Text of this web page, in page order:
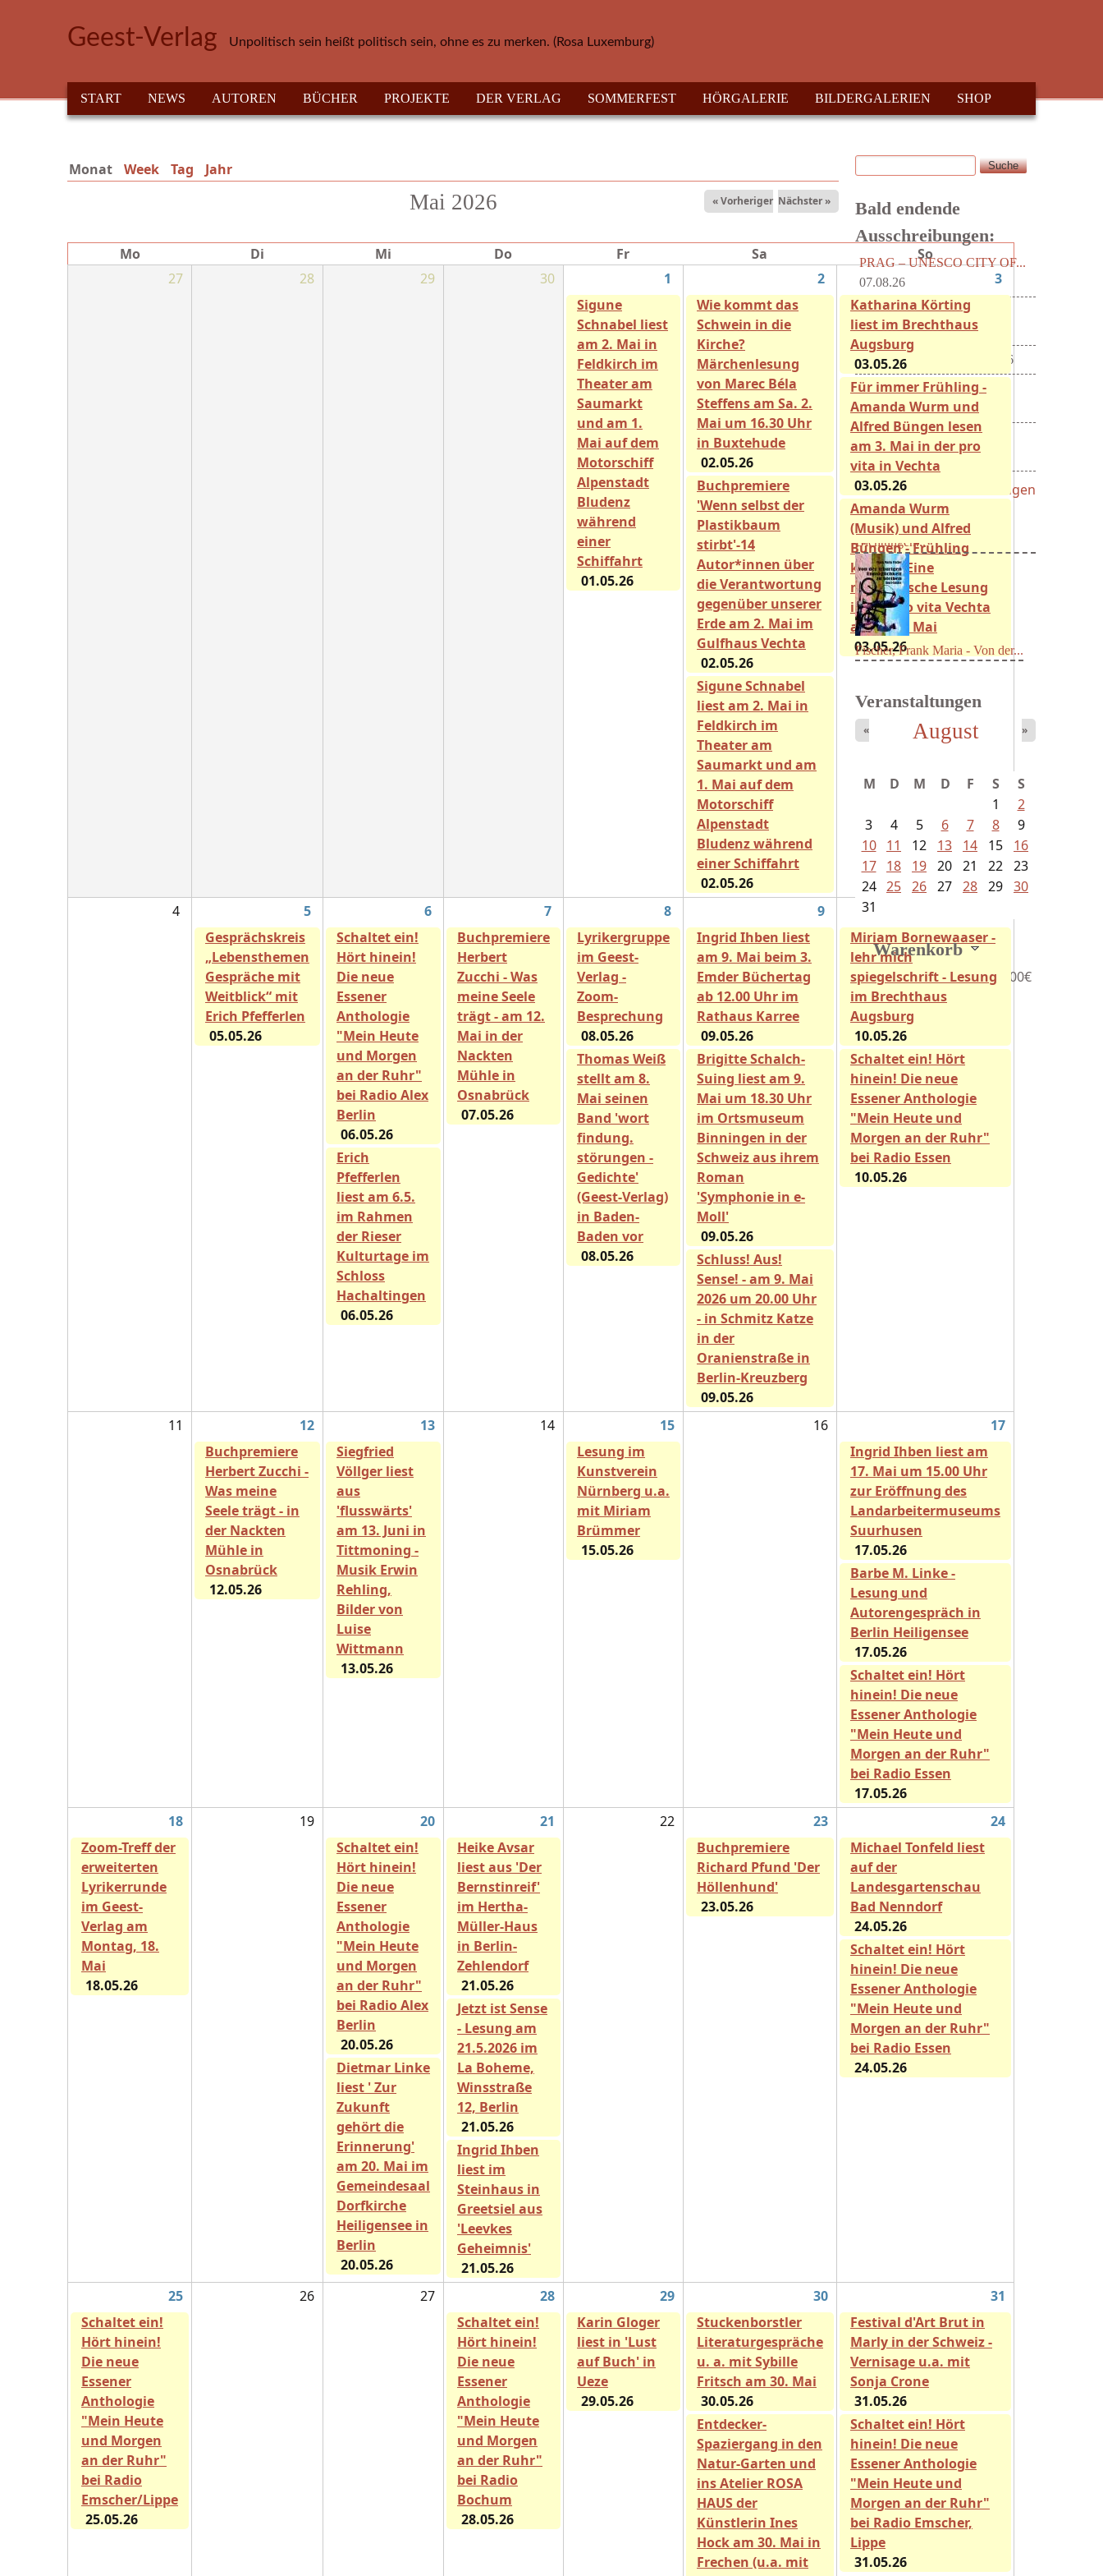
Geest-Verlag Unpolitisch sein heißt politisch sein, ohne es zu merken. (Rosa Luxemburg)
HAUPTMENÜ
START NEWS AUTOREN BÜCHER PROJEKTE DER VERLAG SOMMERFEST HÖRGALERIE BILDERGALERIEN SHOP
Monat (aktiver Reiter)
Week Tag Jahr
Mai 2026 « Vorheriger Nächster »
Mo Di Mi Do Fr Sa
So
27
28 29 30 1 2
3
Sigune
Schnabel liest
am 2. Mai in
Feldkirch im
Theater am
Saumarkt
und am 1.
Mai auf dem
Motorschiff
Alpenstadt
Bludenz
während
einer
Schiffahrt
01.05.26
Wie kommt das
Schwein in die
Kirche?
Märchenlesung
von Marec Béla
Steffens am Sa. 2.
Mai um 16.30 Uhr
in Buxtehude
02.05.26
Buchpremiere
'Wenn selbst der
Plastikbaum
stirbt'-14
Autor*innen über
die Verantwortung
gegenüber unserer
Erde am 2. Mai im
Gulfhaus Vechta
02.05.26
Sigune Schnabel
liest am 2. Mai in
Feldkirch im
Theater am
Saumarkt und am
1. Mai auf dem
Motorschiff
Alpenstadt
Bludenz während
einer Schiffahrt
02.05.26
Katharina Körting
liest im Brechthaus
Augsburg
03.05.26
Für immer Frühling -
Amanda Wurm und
Alfred Büngen lesen
am 3. Mai in der pro
vita in Vechta
03.05.26
Amanda Wurm
(Musik) und Alfred
Büngen - Frühling
kommt. Eine
musikalische Lesung
in der pro vita Vechta
am So, 3. Mai
03.05.26
4 5 6 7 8 9
Gesprächskreis
„Lebensthemen
Gespräche mit
Weitblick“ mit
Erich Pfefferlen
05.05.26
Schaltet ein!
Hört hinein!
Die neue
Essener
Anthologie
"Mein Heute
und Morgen
an der Ruhr"
bei Radio Alex
Berlin
06.05.26
Erich
Pfefferlen
liest am 6.5.
im Rahmen
der Rieser
Kulturtage im
Schloss
Hachaltingen
06.05.26
Buchpremiere
Herbert
Zucchi - Was
meine Seele
trägt - am 12.
Mai in der
Nackten
Mühle in
Osnabrück
07.05.26
Lyrikergruppe
im Geest-
Verlag -
Zoom-
Besprechung
08.05.26
Thomas Weiß
stellt am 8.
Mai seinen
Band 'wort
findung.
störungen -
Gedichte'
(Geest-Verlag)
in Baden-
Baden vor
08.05.26
Ingrid Ihben liest
am 9. Mai beim 3.
Emder Büchertag
ab 12.00 Uhr im
Rathaus Karree
09.05.26
Brigitte Schalch-
Suing liest am 9.
Mai um 18.30 Uhr
im Ortsmuseum
Binningen in der
Schweiz aus ihrem
Roman
'Symphonie in e-
Moll'
09.05.26
Schluss! Aus!
Sense! - am 9. Mai
2026 um 20.00 Uhr
- in Schmitz Katze
in der
Oranienstraße in
Berlin-Kreuzberg
09.05.26
Miriam Bornewaaser -
lehr mich
spiegelschrift - Lesung
im Brechthaus
Augsburg
10.05.26
Schaltet ein! Hört
hinein! Die neue
Essener Anthologie
"Mein Heute und
Morgen an der Ruhr"
bei Radio Essen
10.05.26
11 12 13 14 15 16
17
Buchpremiere
Herbert Zucchi -
Was meine
Seele trägt - in
der Nackten
Mühle in
Osnabrück
12.05.26
Siegfried
Völlger liest
aus
'flusswärts'
am 13. Juni in
Tittmoning -
Musik Erwin
Rehling,
Bilder von
Luise
Wittmann
13.05.26
Lesung im
Kunstverein
Nürnberg u.a.
mit Miriam
Brümmer
15.05.26
Ingrid Ihben liest am
17. Mai um 15.00 Uhr
zur Eröffnung des
Landarbeitermuseums
Suurhusen
17.05.26
Barbe M. Linke -
Lesung und
Autorengespräch in
Berlin Heiligensee
17.05.26
Schaltet ein! Hört
hinein! Die neue
Essener Anthologie
"Mein Heute und
Morgen an der Ruhr"
bei Radio Essen
17.05.26
18
19 20 21 22 23
24
Zoom-Treff der
erweiterten
Lyrikerrunde
im Geest-
Verlag am
Montag, 18.
Mai
18.05.26
Schaltet ein!
Hört hinein!
Die neue
Essener
Anthologie
"Mein Heute
und Morgen
an der Ruhr"
bei Radio Alex
Berlin
20.05.26
Dietmar Linke
liest ' Zur
Zukunft
gehört die
Erinnerung'
am 20. Mai im
Gemeindesaal
Dorfkirche
Heiligensee in
Berlin
20.05.26
Heike Avsar
liest aus 'Der
Bernstinreif'
im Hertha-
Müller-Haus
in Berlin-
Zehlendorf
21.05.26
Jetzt ist Sense
- Lesung am
21.5.2026 im
La Boheme,
Winsstraße
12, Berlin
21.05.26
Ingrid Ihben
liest im
Steinhaus in
Greetsiel aus
'Leevkes
Geheimnis'
21.05.26
Buchpremiere
Richard Pfund 'Der
Höllenhund'
23.05.26
Michael Tonfeld liest
auf der
Landesgartenschau
Bad Nenndorf
24.05.26
Schaltet ein! Hört
hinein! Die neue
Essener Anthologie
"Mein Heute und
Morgen an der Ruhr"
bei Radio Essen
24.05.26
25 26 27 28 29 30
31
Schaltet ein!
Hört hinein!
Die neue
Essener
Anthologie
"Mein Heute
und Morgen
an der Ruhr"
bei Radio
Emscher/Lippe
25.05.26
Schaltet ein!
Hört hinein!
Die neue
Essener
Anthologie
"Mein Heute
und Morgen
an der Ruhr"
bei Radio
Bochum
28.05.26
Karin Gloger
liest in 'Lust
auf Buch' in
Ueze
29.05.26
Stuckenborstler
Literaturgespräche
u. a. mit Sybille
Fritsch am 30. Mai
30.05.26
Entdecker-
Spaziergang in den
Natur-Garten und
ins Atelier ROSA
HAUS der
Künstlerin Ines
Hock am 30. Mai in
Frechen (u.a. mit
Festival d'Art Brut in
Marly in der Schweiz -
Vernisage u.a. mit
Sonja Crone
31.05.26
Schaltet ein! Hört
hinein! Die neue
Essener Anthologie
"Mein Heute und
Morgen an der Ruhr"
bei Radio Emscher,
Lippe
31.05.26
Suchformular
Suche
Bald endende
Ausschreibungen:
PRAG – UNESCO CITY OF...
07.08.26
Radio T - Hörspiel
Wettbewerb... 15.08.26
Literaturblätter der... 15.08.26
Beiträge für den nächsten...
15.08.26
Hans-Bernhard-Schiff-...
24.08.26
Alle Ausschreibungen
Neu erschienen:
Mayer König, Wolfgang -
Dichtungen...
Veranstaltungen
August
« »
M D M D F S
S
1
2
3
4 5 6 7 8
9
10
11 12 13 14 15
16
17
18 19 20 21 22 23
24 25 26 27 28 29 30
31
Warenkorb
0Artikel Gesamt: 0,00€